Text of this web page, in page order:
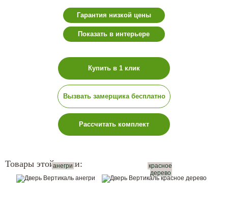
Гарантия низкой цены
Показать в интерьере
Купить в 1 клик
Вызвать замерщика бесплатно
Рассчитать комплект
Товары этой серии:
анегри
красное
дерево